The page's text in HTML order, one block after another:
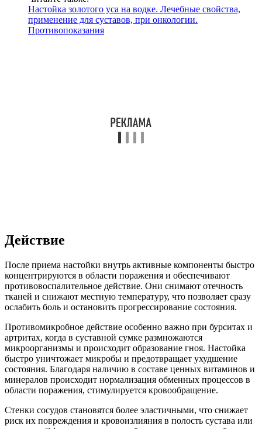
Настойка золотого уса на водке. Лечебные свойства,
применение для суставов, при онкологии.
Противопоказания
Действие
После приема настойки внутрь активные компоненты быстро
концентрируются в области поражения и обеспечивают
противовоспалительное действие. Они снимают отечность
тканей и снижают местную температуру, что позволяет сразу
ослабить боль и остановить прогрессирование состояния.
Противомикробное действие особенно важно при бурситах и
артритах, когда в суставной сумке размножаются
микроорганизмы и происходит образование гноя. Настойка
быстро уничтожает микробы и предотвращает ухудшение
состояния. Благодаря наличию в составе ценных витаминов и
минералов происходит нормализация обменных процессов в
области поражения, стимулируется кровообращение.
Стенки сосудов становятся более эластичными, что снижает
риск их повреждения и кровоизлияния в полость сустава или